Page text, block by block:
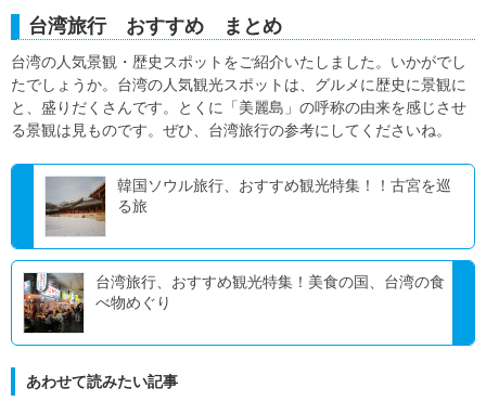
台湾旅行 おすすめ まとめ
台湾の人気景観・歴史スポットをご紹介いたしました。いかがでし
たでしょうか。台湾の人気観光スポットは、グルメに歴史に景観に
と、盛りだくさんです。とくに「美麗島」の呼称の由来を感じさせ
る景観は見ものです。ぜひ、台湾旅行の参考にしてくださいね。
韓国ソウル旅行、おすすめ観光特集！！古宮を巡
る旅
台湾旅行、おすすめ観光特集！美食の国、台湾の食
べ物めぐり
あわせて読みたい記事